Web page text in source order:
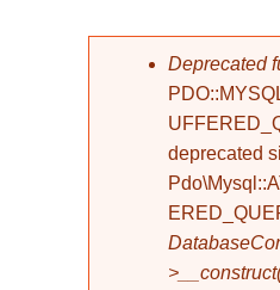
Deprecated
deprecated